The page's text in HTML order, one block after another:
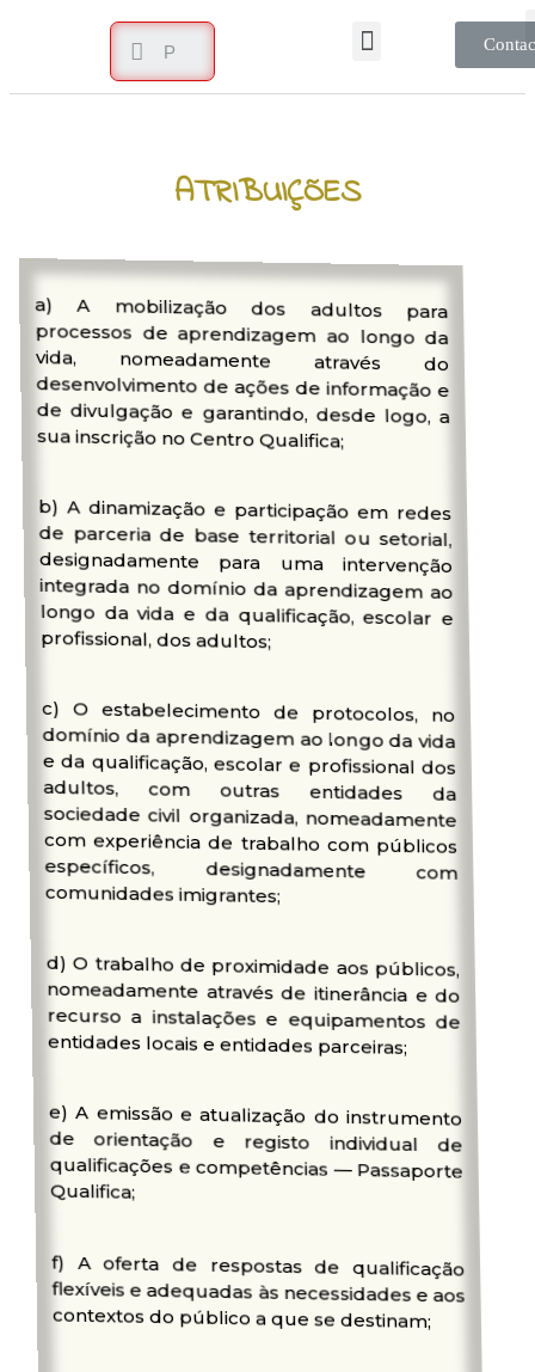
ATRIBUIÇÕES
a) A mobilização dos adultos para
processos de aprendizagem ao longo da
vida, nomeadamente através do
desenvolvimento de ações de informação e
de divulgação e garantindo, desde logo, a
sua inscrição no Centro Qualifica;
b) A dinamização e participação em redes
de parceria de base territorial ou setorial,
designadamente para uma intervenção
integrada no domínio da aprendizagem ao
longo da vida e da qualificação, escolar e
profissional, dos adultos;
c) O estabelecimento de protocolos, no
domínio da aprendizagem ao longo da vida
e da qualificação, escolar e profissional dos
adultos, com outras entidades da
sociedade civil organizada, nomeadamente
com experiência de trabalho com públicos
específicos, designadamente com
comunidades imigrantes;
d) O trabalho de proximidade aos públicos,
nomeadamente através de itinerância e do
recurso a instalações e equipamentos de
entidades locais e entidades parceiras;
e) A emissão e atualização do instrumento
de orientação e registo individual de
qualificações e competências — Passaporte
Qualifica;
f) A oferta de respostas de qualificação
flexíveis e adequadas às necessidades e aos
contextos do público a que se destinam;